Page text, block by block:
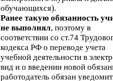
обучающихся).
Ранее такую обязанность
не выполнял, поэтому в
соответствии со ст.74
кодекса РФ о переводе учета
учебной деятельности в
вид и о введении новой
работодатель обязан